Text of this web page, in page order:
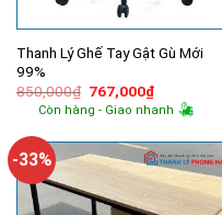
Thanh Lý Ghế Tay Gật Gù Mới
99%
850,000₫ Giá
gốc
là:
767,000₫Giá
hiện
tại
767,000₫.
Còn hàng - Giao nhanh
-33%